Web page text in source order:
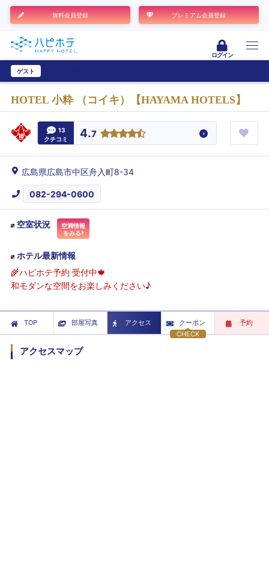
無料会員登録 プレミアム会員登録
ログイン
ゲスト
HOTEL 小粋 （コイキ）【HAYAMA HOTELS】
13
クチコミ
4.7
広島県広島市中区舟入町8-34
082-294-0600
空室状況
空満情報
をみる
ホテル最新情報
🌾ハピホテ予約 受付中🍁
和モダンな空間をお楽しみください♪
TOP 部屋写真
アクセス
CHECK
クーポン 予約
アクセスマップ